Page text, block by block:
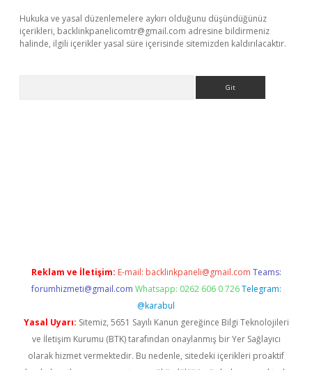
Hukuka ve yasal düzenlemelere aykırı olduğunu düşündüğünüz
içerikleri, backlinkpanelicomtr@gmail.com adresine bildirmeniz
halinde, ilgili içerikler yasal süre içerisinde sitemizden kaldırılacaktır.
Reklam ve İletişim: E-mail: backlinkpaneli@gmail.com Teams:
forumhizmeti@gmail.com Whatsapp: 0262 606 0 726 Telegram:
@karabul
Yasal Uyarı: Sitemiz, 5651 Sayılı Kanun gereğince Bilgi Teknolojileri
ve İletişim Kurumu (BTK) tarafından onaylanmış bir Yer Sağlayıcı
olarak hizmet vermektedir. Bu nedenle, sitedeki içerikleri proaktif